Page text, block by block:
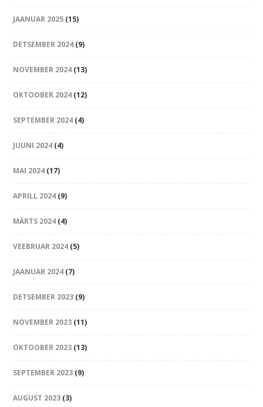
JAANUAR 2025 (15)
DETSEMBER 2024 (9)
NOVEMBER 2024 (13)
OKTOOBER 2024 (12)
SEPTEMBER 2024 (4)
JUUNI 2024 (4)
MAI 2024 (17)
APRILL 2024 (9)
MÄRTS 2024 (4)
VEEBRUAR 2024 (5)
JAANUAR 2024 (7)
DETSEMBER 2023 (9)
NOVEMBER 2023 (11)
OKTOOBER 2023 (13)
SEPTEMBER 2023 (9)
AUGUST 2023 (3)